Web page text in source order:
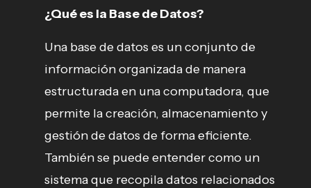
¿Qué es la Base de Datos?
Una base de datos es un conjunto de
información organizada de manera
estructurada en una computadora, que
permite la creación, almacenamiento y
gestión de datos de forma eficiente.
También se puede entender como un
sistema que recopila datos relacionados